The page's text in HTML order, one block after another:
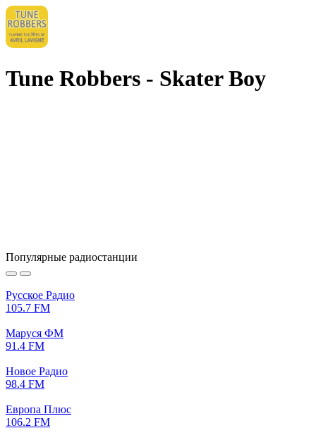
Tune Robbers - Skater Boy
Популярные радиостанции
Русское Радио
105.7 FM
Маруся ФМ
91.4 FM
Новое Радио
98.4 FM
Европа Плюс
106.2 FM